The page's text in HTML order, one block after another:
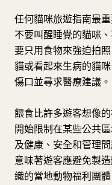
任何貓咪旅遊指南最
不要叫醒睡覺的貓咪
要只用食物來強迫拍
貓或看起來生病的貓
傷口並尋求醫療建議。
餵食比許多遊客想像
開始限制在某些公共
及健康、安全和管理
意味著遊客應避免製
織的當地動物福利團